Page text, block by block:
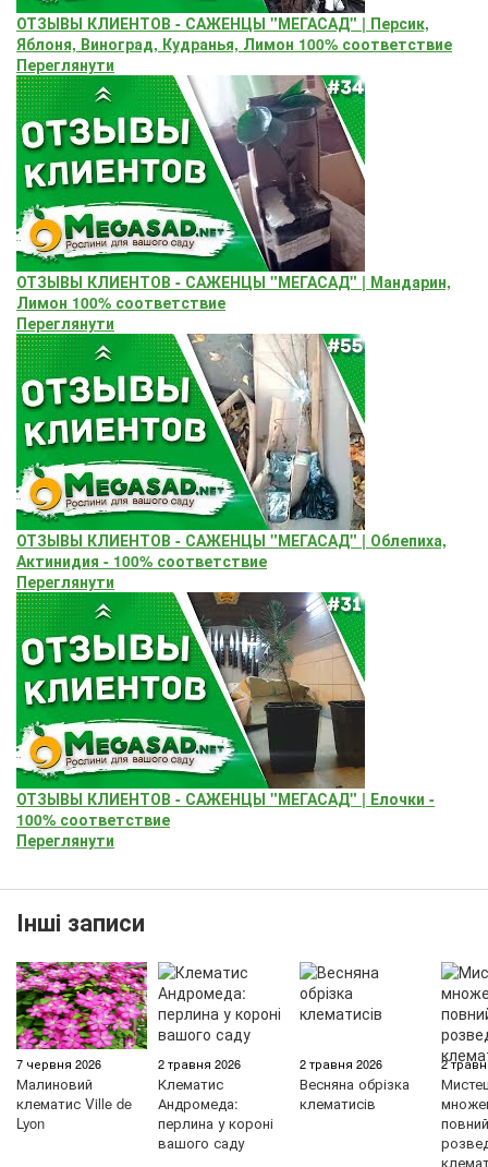
ОТЗЫВЫ КЛИЕНТОВ - САЖЕНЦЫ "МЕГАСАД" | Персик,
Яблоня, Виноград, Кудранья, Лимон 100% соответствие
Переглянути
ОТЗЫВЫ КЛИЕНТОВ - САЖЕНЦЫ "МЕГАСАД" | Мандарин,
Лимон 100% соответствие
Переглянути
ОТЗЫВЫ КЛИЕНТОВ - САЖЕНЦЫ "МЕГАСАД" | Облепиха,
Актинидия - 100% соответствие
Переглянути
ОТЗЫВЫ КЛИЕНТОВ - САЖЕНЦЫ "МЕГАСАД" | Елочки -
100% соответствие
Переглянути
Інші записи
7 червня 2026
Малиновий
клематис Ville de
Lyon
2 травня 2026
Клематис
Андромеда:
перлина у короні
вашого саду
2 травня 2026
Весняна обрізка
клематисів
2
повний